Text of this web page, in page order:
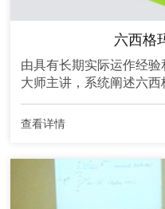
六西格
由具有长期实际运作经
大师主讲，系统阐述六西
查看详情